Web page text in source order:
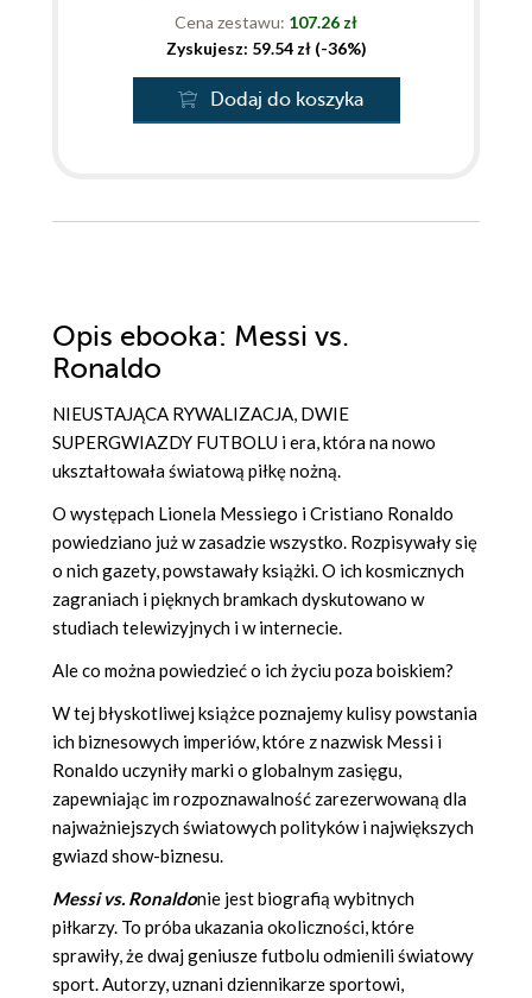
Cena zestawu: 107.26 zł
Zyskujesz: 59.54 zł (-36%)
Dodaj do koszyka
Opis ebooka: Messi vs.
Ronaldo
NIEUSTAJĄCA RYWALIZACJA, DWIE
SUPERGWIAZDY FUTBOLU i era, która na nowo
ukształtowała światową piłkę nożną.
O występach Lionela Messiego i Cristiano Ronaldo
powiedziano już w zasadzie wszystko. Rozpisywały się
o nich gazety, powstawały książki. O ich kosmicznych
zagraniach i pięknych bramkach dyskutowano w
studiach telewizyjnych i w internecie.
Ale co można powiedzieć o ich życiu poza boiskiem?
W tej błyskotliwej książce poznajemy kulisy powstania
ich biznesowych imperiów, które z nazwisk Messi i
Ronaldo uczyniły marki o globalnym zasięgu,
zapewniając im rozpoznawalność zarezerwowaną dla
najważniejszych światowych polityków i największych
gwiazd show-biznesu.
Messi vs. Ronaldonie jest biografią wybitnych
piłkarzy. To próba ukazania okoliczności, które
sprawiły, że dwaj geniusze futbolu odmienili światowy
sport. Autorzy, uznani dziennikarze sportowi,